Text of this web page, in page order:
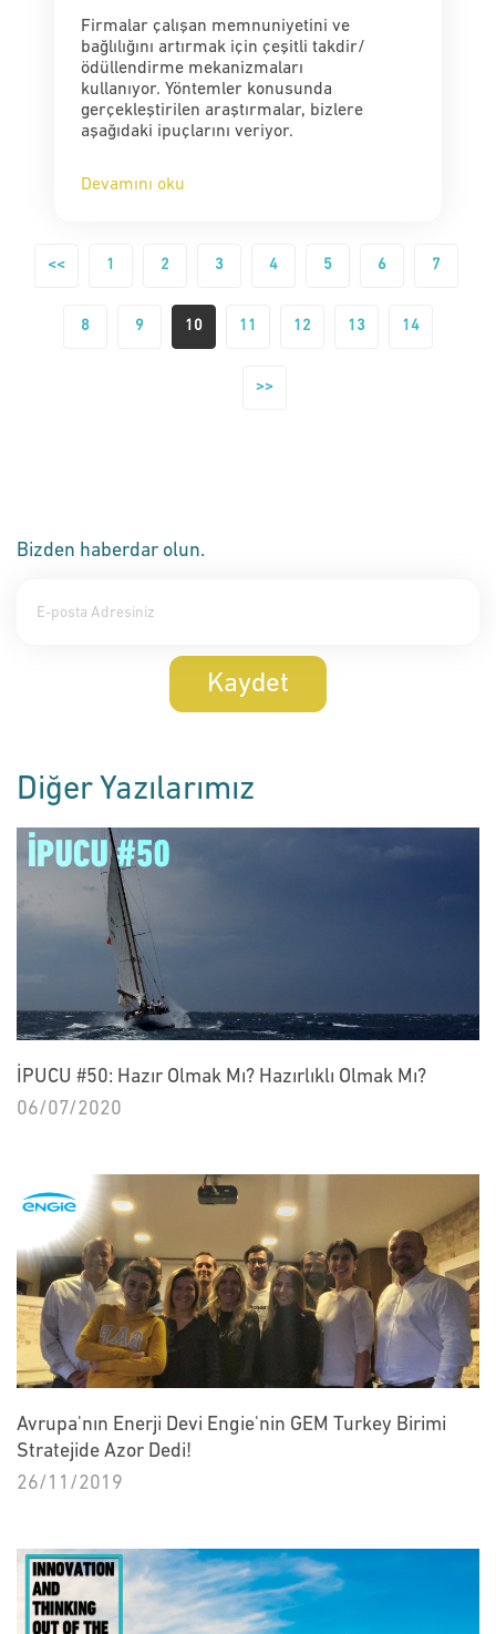
Firmalar çalışan memnuniyetini ve
bağlılığını artırmak için çeşitli takdir/
ödüllendirme mekanizmaları
kullanıyor. Yöntemler konusunda
gerçekleştirilen araştırmalar, bizlere
aşağıdaki ipuçlarını veriyor.
Devamını oku
<< 1 2 3 4 5 6 7
8 9 10 11 12 13 14
>>
Bizden haberdar olun.
Kaydet
Diğer Yazılarımız
İPUCU #50: Hazır Olmak Mı? Hazırlıklı Olmak Mı?
06/07/2020
Avrupa'nın Enerji Devi Engie'nin GEM Turkey Birimi
Stratejide Azor Dedi!
26/11/2019